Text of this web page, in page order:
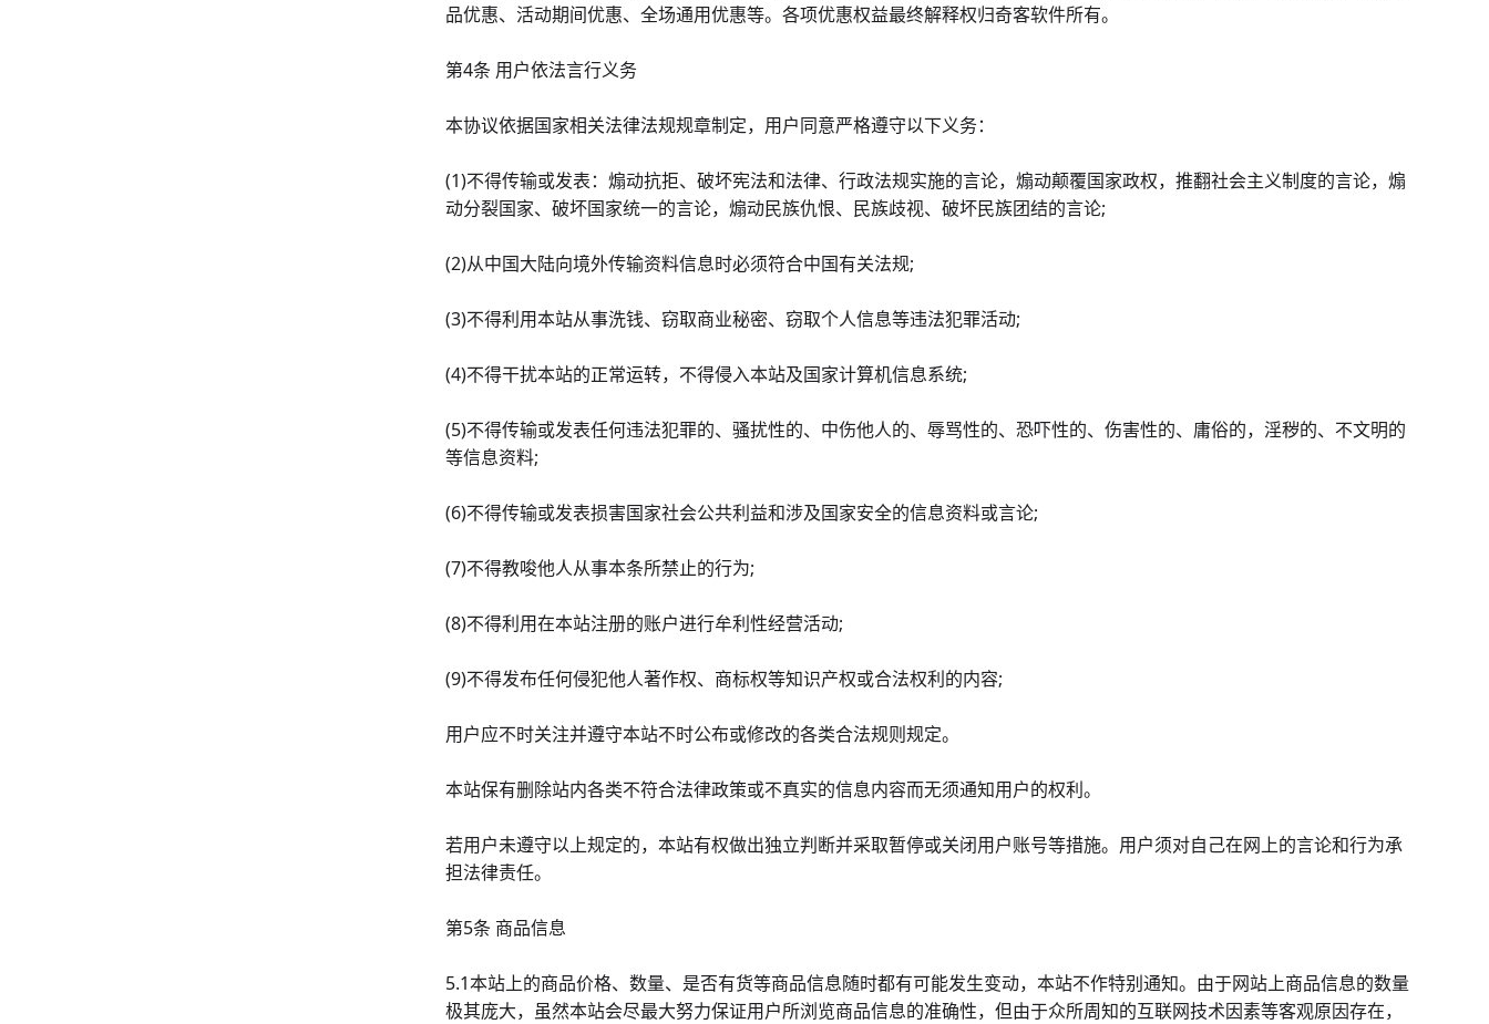
品优惠、活动期间优惠、全场通用优惠等。各项优惠权益最终解释权归奇客软件所有。
第4条 用户依法言行义务
本协议依据国家相关法律法规规章制定，用户同意严格遵守以下义务：
(1)不得传输或发表：煽动抗拒、破坏宪法和法律、行政法规实施的言论，煽动颠覆国家政权，推翻社会主义制度的言论，煽
动分裂国家、破坏国家统一的言论，煽动民族仇恨、民族歧视、破坏民族团结的言论;
(2)从中国大陆向境外传输资料信息时必须符合中国有关法规;
(3)不得利用本站从事洗钱、窃取商业秘密、窃取个人信息等违法犯罪活动;
(4)不得干扰本站的正常运转，不得侵入本站及国家计算机信息系统;
(5)不得传输或发表任何违法犯罪的、骚扰性的、中伤他人的、辱骂性的、恐吓性的、伤害性的、庸俗的，淫秽的、不文明的
等信息资料;
(6)不得传输或发表损害国家社会公共利益和涉及国家安全的信息资料或言论;
(7)不得教唆他人从事本条所禁止的行为;
(8)不得利用在本站注册的账户进行牟利性经营活动;
(9)不得发布任何侵犯他人著作权、商标权等知识产权或合法权利的内容;
用户应不时关注并遵守本站不时公布或修改的各类合法规则规定。
本站保有删除站内各类不符合法律政策或不真实的信息内容而无须通知用户的权利。
若用户未遵守以上规定的，本站有权做出独立判断并采取暂停或关闭用户账号等措施。用户须对自己在网上的言论和行为承
担法律责任。
第5条 商品信息
5.1本站上的商品价格、数量、是否有货等商品信息随时都有可能发生变动，本站不作特别通知。由于网站上商品信息的数量
极其庞大，虽然本站会尽最大努力保证用户所浏览商品信息的准确性，但由于众所周知的互联网技术因素等客观原因存在，